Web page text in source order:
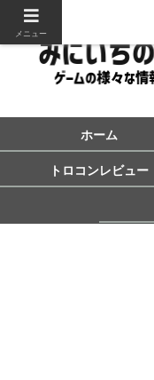
ホーム
トロコンレビュー
メニュー